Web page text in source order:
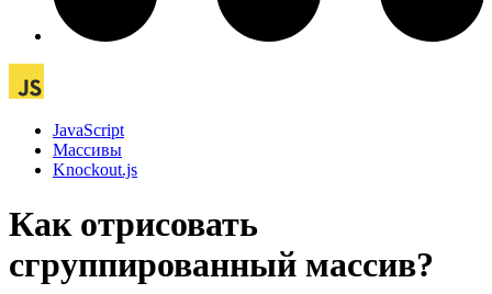
JavaScript
Массивы
Knockout.js
Как отрисовать
сгруппированный массив?